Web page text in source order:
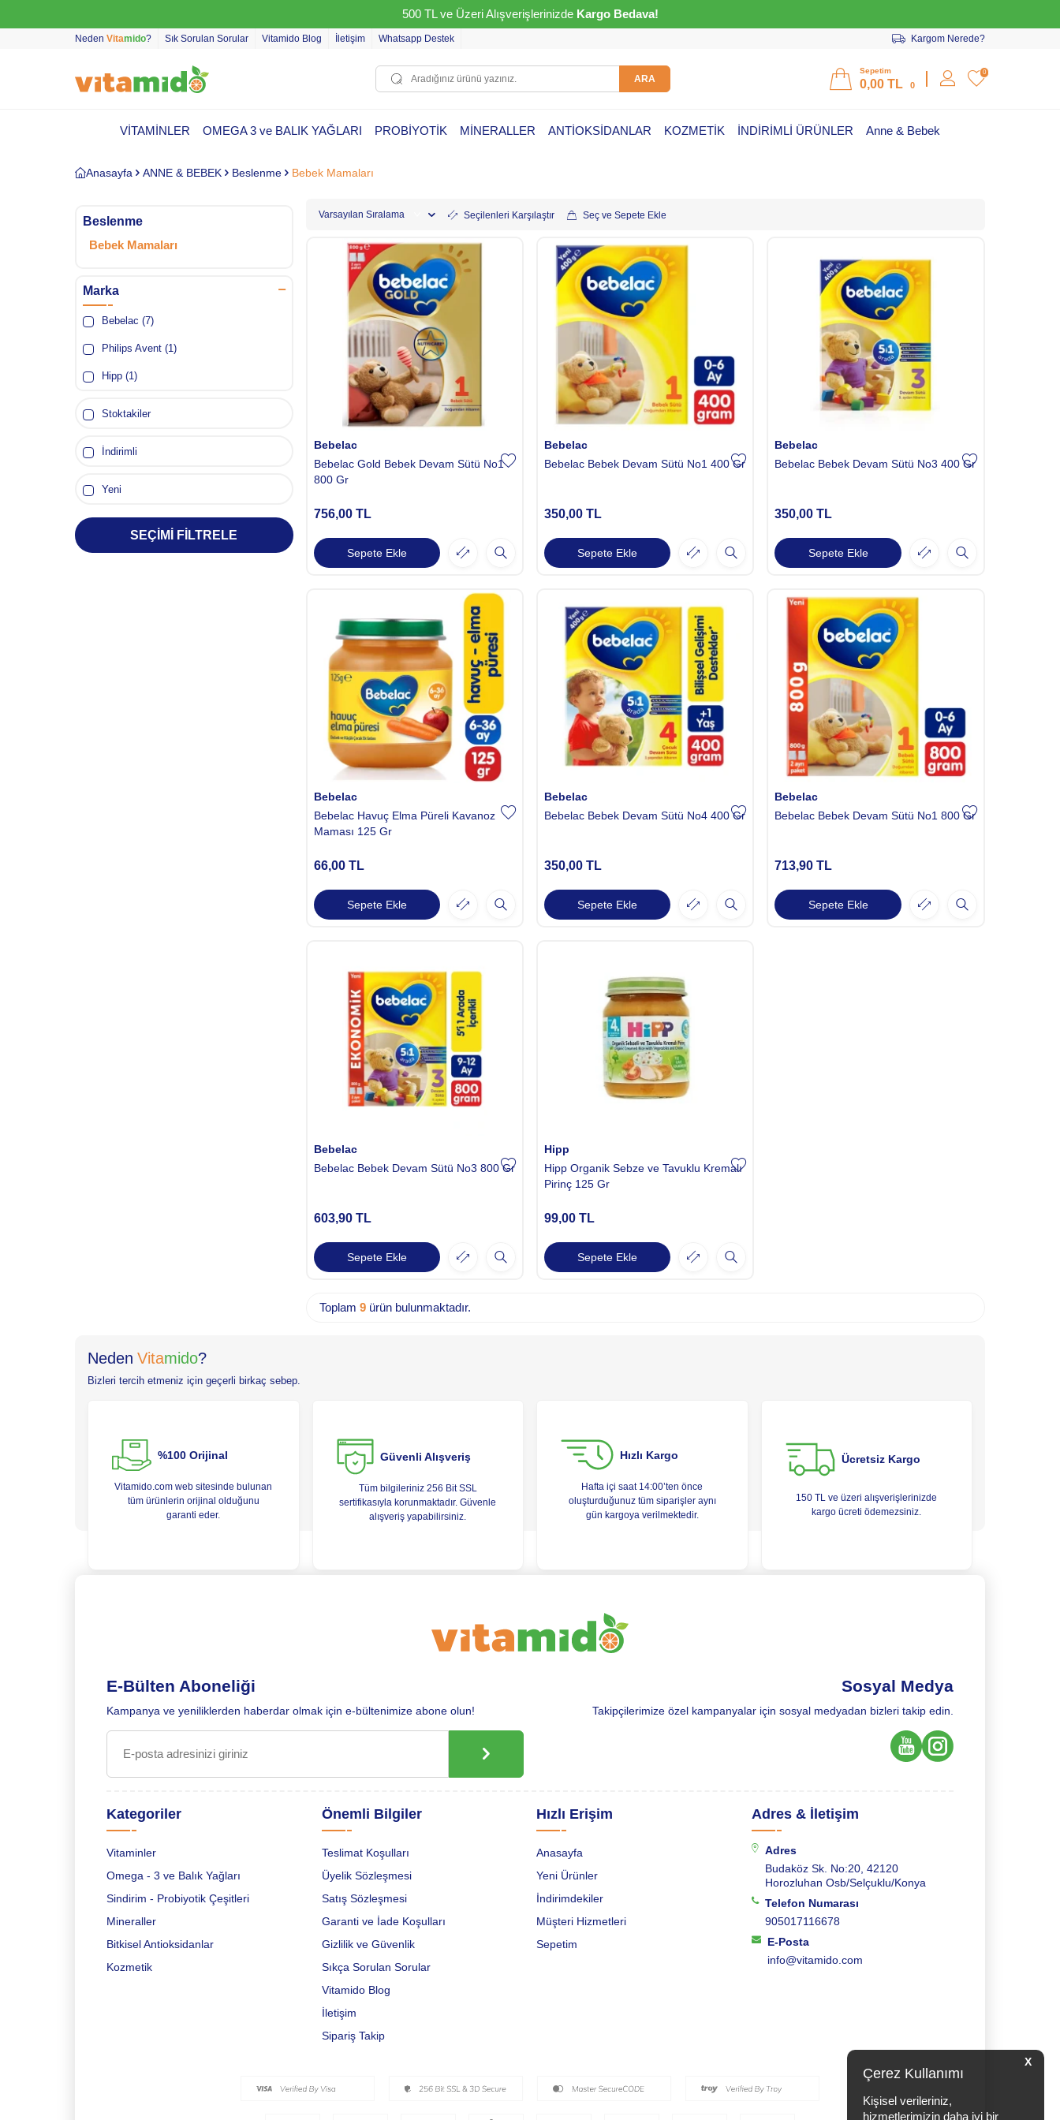
X
Çerez Kullanımı
Kişisel verileriniz,
hizmetlerimizin daha iyi bir
500 TL ve Üzeri Alışverişlerinizde Kargo Bedava!
Neden Vitamido? Sık Sorulan Sorular Vitamido Blog İletişim Whatsapp Destek Kargom Nerede?
ARA
Sepetim
0,00 TL 0
0
VİTAMİNLER OMEGA 3 ve BALIK YAĞLARI PROBİYOTİK MİNERALLER ANTİOKSİDANLAR KOZMETİK İNDİRİMLİ ÜRÜNLER Anne & Bebek
Anasayfa ANNE & BEBEK Beslenme Bebek Mamaları
Beslenme
Bebek Mamaları
Marka
Bebelac (7)
Philips Avent (1)
Hipp (1)
Stoktakiler
İndirimli
Yeni
SEÇIMI FILTRELE
Seçilenleri Karşılaştır Seç ve Sepete Ekle
Bebelac
Bebelac Gold Bebek Devam Sütü No1
800 Gr
756,00TL
Sepete Ekle
Bebelac
Bebelac Bebek Devam Sütü No1 400 Gr
350,00TL
Sepete Ekle
Bebelac
Bebelac Bebek Devam Sütü No3 400 Gr
350,00 TL
Sepete Ekle
Bebelac
Bebelac Havuç Elma Püreli Kavanoz
Maması 125 Gr
66,00TL
Sepete Ekle
Bebelac
Bebelac Bebek Devam Sütü No4 400 Gr
350,00TL
Sepete Ekle
Bebelac
Bebelac Bebek Devam Sütü No1 800 Gr
713,90 TL
Sepete Ekle
Bebelac
Bebelac Bebek Devam Sütü No3 800 Gr
603,90TL
Sepete Ekle
Hipp
Hipp Organik Sebze ve Tavuklu Kremalı
Pirinç 125 Gr
99,00TL
Sepete Ekle
Toplam 9ürün bulunmaktadır.
Neden Vitamido?
Bizleri tercih etmeniz için geçerli birkaç sebep.
%100 Orijinal
Vitamido.com web sitesinde bulunan
tüm ürünlerin orijinal olduğunu
garanti eder.
Güvenli Alışveriş
Tüm bilgileriniz 256 Bit SSL
sertifikasıyla korunmaktadır. Güvenle
alışveriş yapabilirsiniz.
Hızlı Kargo
Hafta içi saat 14:00’ten önce
oluşturduğunuz tüm siparişler aynı
gün kargoya verilmektedir.
Ücretsiz Kargo
150 TL ve üzeri alışverişlerinizde
kargo ücreti ödemezsiniz.
E-Bülten Aboneliği
Kampanya ve yeniliklerden haberdar olmak için e-bültenimize abone olun!
Sosyal Medya
Takipçilerimize özel kampanyalar için sosyal medyadan bizleri takip edin.
Kategoriler
Vitaminler
Omega - 3 ve Balık Yağları
Sindirim - Probiyotik Çeşitleri
Mineraller
Bitkisel Antioksidanlar
Kozmetik
Önemli Bilgiler
Teslimat Koşulları
Üyelik Sözleşmesi
Satış Sözleşmesi
Garanti ve İade Koşulları
Gizlilik ve Güvenlik
Sıkça Sorulan Sorular
Vitamido Blog
İletişim
Sipariş Takip
Hızlı Erişim
Anasayfa
Yeni Ürünler
İndirimdekiler
Müşteri Hizmetleri
Sepetim
Adres & İletişim
Adres
Budaköz Sk. No:20, 42120
Horozluhan Osb/Selçuklu/Konya
Telefon Numarası
905017116678
E-Posta
info@vitamido.com